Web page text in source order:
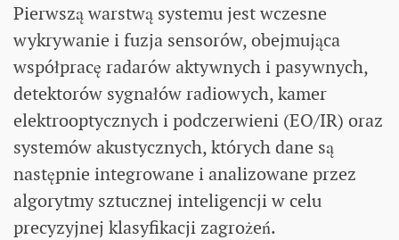
Pierwszą warstwą systemu jest wczesne
wykrywanie i fuzja sensorów, obejmująca
współpracę radarów aktywnych i pasywnych,
detektorów sygnałów radiowych, kamer
elektrooptycznych i podczerwieni (EO/IR) oraz
systemów akustycznych, których dane są
następnie integrowane i analizowane przez
algorytmy sztucznej inteligencji w celu
precyzyjnej klasyfikacji zagrożeń.